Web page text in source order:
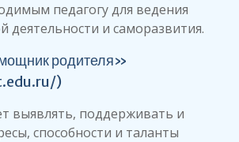
педагогу для ведения
деятельности и саморазвития.
родителя»
)
выявлять, поддерживать и
способности и таланты